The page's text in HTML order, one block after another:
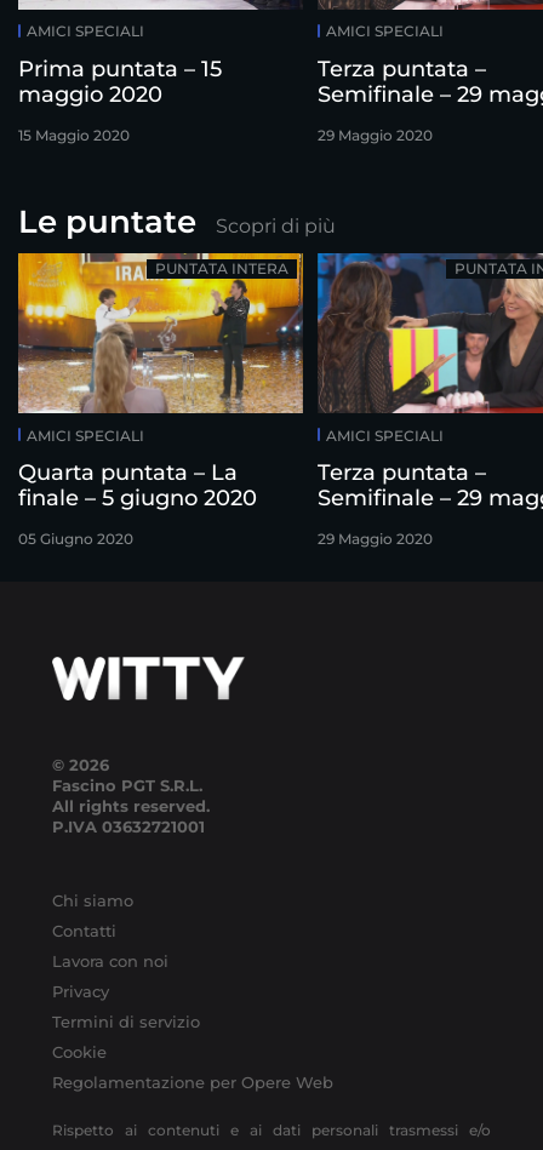
AMICI SPECIALI
Prima puntata – 15
maggio 2020
15 Maggio 2020
AMICI SPECIALI
Terza puntata –
Semifinale – 29
29 Maggio 2020
Le puntate Scopri di più
AMICI SPECIALI
Quarta puntata – La
finale – 5 giugno 2020
05 Giugno 2020
PUNTATA INTERA
AMICI SPECIALI
Terza puntata –
Semifinale – 29
29 Maggio 2020
PUNTATA
© 2026
Fascino PGT S.R.L.
All rights reserved.
P.IVA 03632721001
Chi siamo
Contatti
Lavora con noi
Privacy
Termini di servizio
Cookie
Regolamentazione per Opere Web
Rispetto ai contenuti e ai dati personali trasmessi e/o